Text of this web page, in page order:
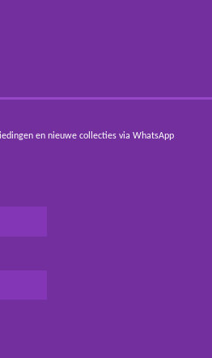
en nieuwe collecties via WhatsApp